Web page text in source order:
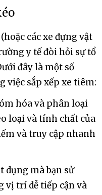
các xe đựng vật
y tế đòi hỏi sự tổ
đây là một số
việc sắp xếp xe tiêm:
hóa và phân loại
loại và tính chất của
và truy cập nhanh
dụng mà bạn sử
vị trí dễ tiếp cận và